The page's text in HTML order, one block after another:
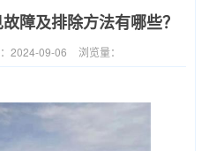
障及排除方法有哪些？
2024-09-06 浏览量：